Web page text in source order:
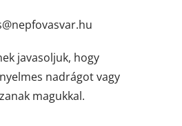
javasoljuk, hogy
nadrágot vagy
magukkal.